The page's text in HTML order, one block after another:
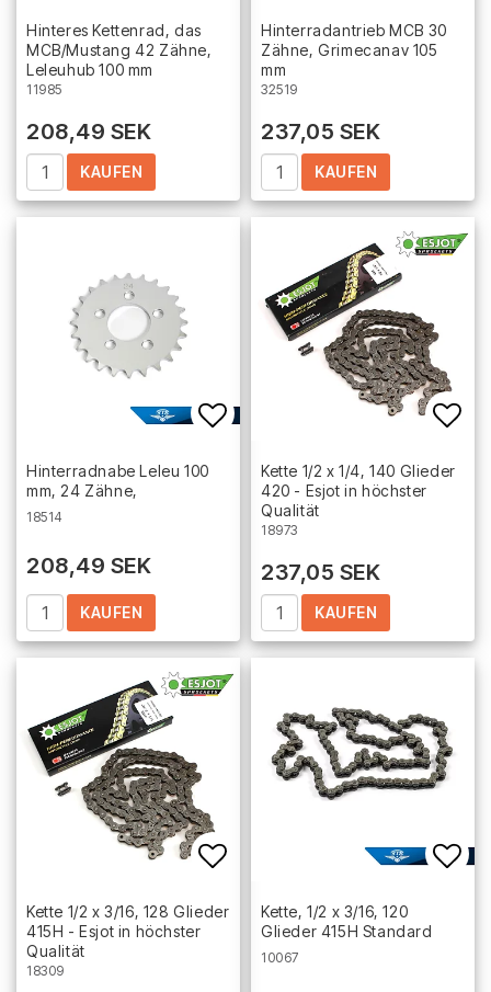
Add to list of favorites
Hinteres Kettenrad, das
MCB/Mustang 42 Zähne,
Leleuhub 100 mm
11985
208,49 SEK
KAUFEN
Hinterradantrieb MCB 30
Zähne, Grimecanav 105
mm
32519
237,05 SEK
KAUFEN
Add to list of favorites
Hinterradnabe Leleu 100
mm, 24 Zähne,
18514
208,49 SEK
KAUFEN
Kette 1/2 x 1/4, 140 Glieder
420 - Esjot in höchster
Qualität
18973
237,05 SEK
KAUFEN
Add to list of favorites
Kette 1/2 x 3/16, 128 Glieder
415H - Esjot in höchster
Qualität
18309
Kette, 1/2 x 3/16, 120
Glieder 415H Standard
10067